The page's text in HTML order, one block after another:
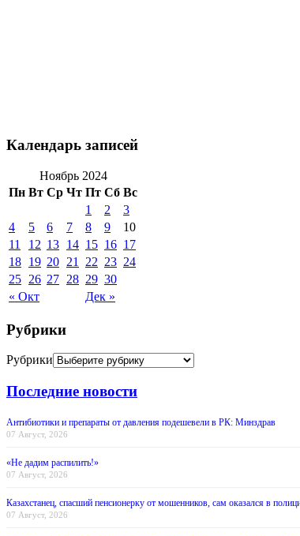
Календарь записей
Ноябрь 2024
Пн Вт Ср Чт Пт Сб Вс
« Окт Дек »
1 2
3
4
5 6 7 8 9
10
11
12 13 14 15 16 17
18 19 20 21 22 23 24
25 26 27 28 29 30
Рубрики
Рубрики
Последние новости
Антибиотики и препараты от давления подешевели в РК: Минздрав
07 Август, 2026
«Не дадим распилить!»
07 Август, 2026
Казахстанец, спасший пенсионерку от мошенников, сам оказался в
07 Август, 2026